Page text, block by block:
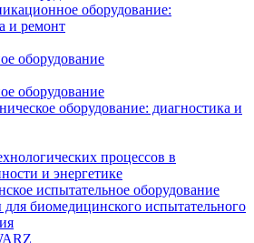
оборудование:
и ремонт
оборудование
оборудование
оборудование: диагностика и
процессов в
и энергетике
испытательное оборудование
для биомедицинского испытательного